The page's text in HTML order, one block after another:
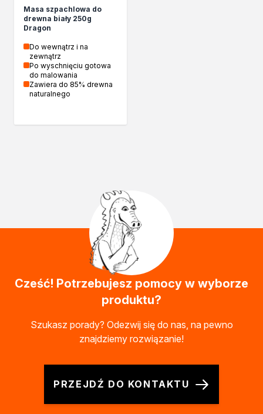
Masa szpachlowa do
drewna biały 250g
Dragon
Do wewnątrz i na
zewnątrz
Po wyschnięciu gotowa
do malowania
Zawiera do 85% drewna
naturalnego
Cześć! Potrzebujesz pomocy w wyborze
produktu?
Szukasz porady? Odezwij się do nas, na pewno
znajdziemy rozwiązanie!
PRZEJDŹ DO KONTAKTU